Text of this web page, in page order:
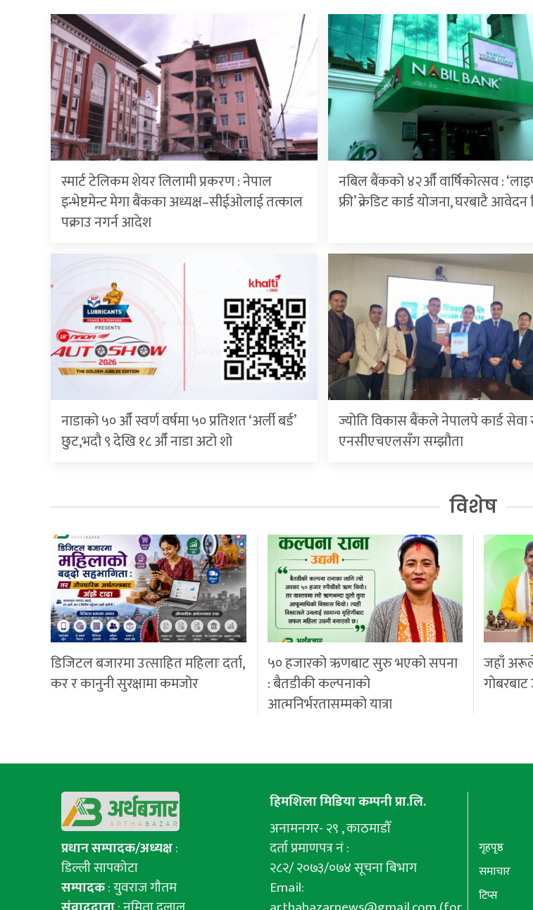
स्मार्ट टेलिकम शेयर लिलामी प्रकरण : नेपाल
इन्भेष्टमेन्ट मेगा बैंकका अध्यक्ष–सीईओलाई तत्काल
पक्राउ नगर्न आदेश
नबिल बैंकको ४२औँ वार्षिकोत्सव :
फ्री’ क्रेडिट कार्ड योजना, घरबाटै
नाडाको ५० औँ स्वर्ण वर्षमा ५० प्रतिशत ‘अर्ली बर्ड’
छुट,भदौ ९ देखि १८ औँ नाडा अटो शो
ज्योति विकास बैंकले नेपालपे कार्ड सेवा
एनसीएचएलसँग सम्झौता
विशेष
डिजिटल बजारमा उत्साहित महिलाः दर्ता,
कर र कानुनी सुरक्षामा कमजोर
५० हजारको ऋणबाट सुरु भएको सपना
: बैतडीकी कल्पनाको
आत्मनिर्भरतासम्मको यात्रा
जहाँ
गोबरबाट
प्रधान सम्पादक/अध्यक्ष:
डिल्ली सापकोटा
सम्पादक: युवराज गाैतम
हिमशिला मिडिया कम्पनी प्रा.लि.
अनामनगर- २९ , काठमाडौँ
दर्ता प्रमाणपत्र नं :
२८२/ २०७३/०७४ सूचना बिभाग
Email:
गृहपृष्ठ
समाचार
टिप्स